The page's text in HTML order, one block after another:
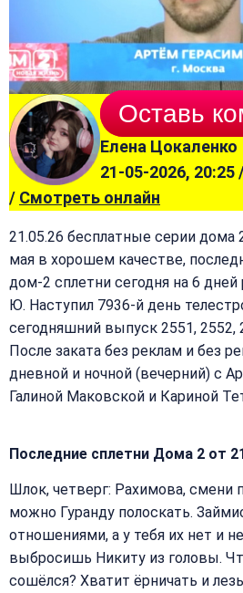
Оставь
Елена Цокаленко
21-05-2026, 20:25
/ Смотреть онлайн
21.05.26 бесплатные серии дома
мая в хорошем качестве,
дом-2 сплетни сегодня на 6
Ю. Наступил 7936-й день
сегодняшний выпуск 2551, 2552,
После заката без реклам и без
дневной и ночной (вечерний) с
Галиной Маковской и Кариной
Последние сплетни Дома 2 от
Шлок, четверг: Рахимова, смени
можно Гуранду полоскать.
отношениями, а у тебя их нет и
выбросишь Никиту из головы.
сошёлся? Хватит ёрничать и